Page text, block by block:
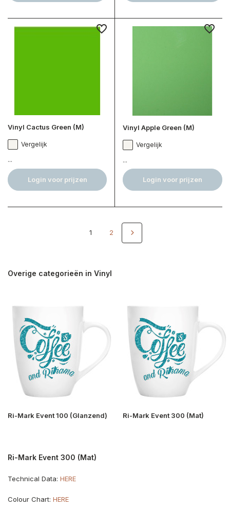
Vinyl Cactus Green (M)
Vergelijk
...
Login voor prijzen
Vinyl Apple Green (M)
Vergelijk
...
Login voor prijzen
1 2
Overige categorieën in Vinyl
Ri-Mark Event 100 (Glanzend) Ri-Mark Event 300 (Mat)
Ri-Mark Event 300 (Mat)
Technical Data: HERE
Colour Chart: HERE